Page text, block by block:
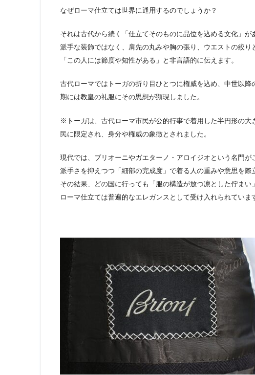
なぜローマ仕立ては世界に通用するのでしょうか？
それは古代から続く「仕立てそのものに品位を込める文化」が
派手な装飾ではなく、肩先の丸みや胸の張り、ウエストの絞り
「この人には節度や知性がある」と非言語的に伝えます。
古代ローマではトーガの折り目ひとつに権威を込め、中世以
期には教皇の礼服にその思想が顕現しました。
※トーガは、古代ローマ市民が公的行事で着用した半円形の
民に限定され、身分や権威の象徴とされました。
現代では、ブリオーニやガエターノ・アロイジオという名門が
派手さを抑えつつ「細部の完成度」で着る人の重みや意思を際
その結果、どの国に行っても「服の構造が放つ凛とした佇まい
ローマ仕立ては普遍的なエレガンスとして受け入れられていま